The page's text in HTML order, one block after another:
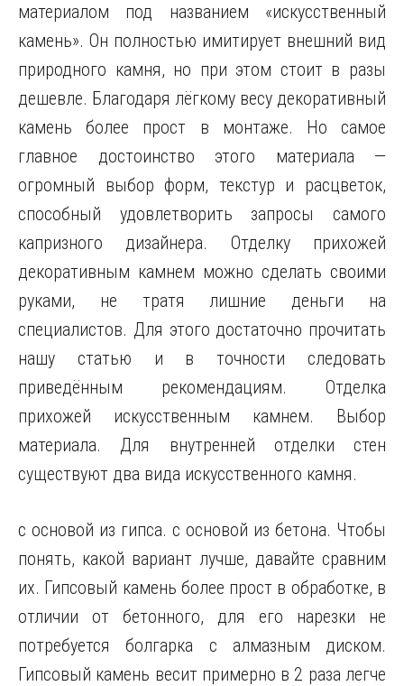
материалом под названием «искусственный
камень». Он полностью имитирует внешний вид
природного камня, но при этом стоит в разы
дешевле. Благодаря лёгкому весу декоративный
камень более прост в монтаже. Но самое
главное достоинство этого материала —
огромный выбор форм, текстур и расцветок,
способный удовлетворить запросы самого
капризного дизайнера. Отделку прихожей
декоративным камнем можно сделать своими
руками, не тратя лишние деньги на
специалистов. Для этого достаточно прочитать
нашу статью и в точности следовать
приведённым рекомендациям. Отделка
прихожей искусственным камнем. Выбор
материала. Для внутренней отделки стен
существуют два вида искусственного камня.
с основой из гипса. с основой из бетона. Чтобы
понять, какой вариант лучше, давайте сравним
их. Гипсовый камень более прост в обработке, в
отличии от бетонного, для его нарезки не
потребуется болгарка с алмазным диском.
Гипсовый камень весит примерно в 2 раза легче